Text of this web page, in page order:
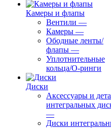
Камеры и флапы
Вентили —
Камеры —
Ободные ленты/
флапы —
Уплотнительные
кольца/О-ринги
Диски
Аксессуары и
интегральных
—
Диски